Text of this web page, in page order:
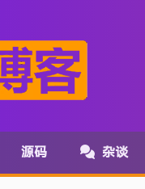
源码 杂谈